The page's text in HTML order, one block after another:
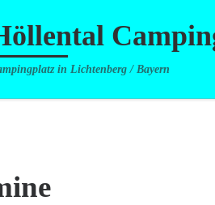
in Lichtenberg / Bayern